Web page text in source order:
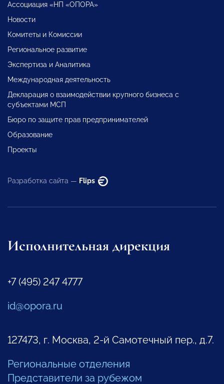
Ассоциация «НП «ОПОРА»
Новости
Комитеты и Комиссии
Региональное развитие
Экспертиза и Аналитика
Международная деятельность
Декларация о взаимодействии крупного бизнеса с
субъектами МСП
Бюро по защите прав предпринимателей
Образование
Проекты
Разработка сайта — Flips
Исполнительная дирекция
+7 (495) 247 4777
id@opora.ru
127473, г. Москва, 2-й Самотечный пер., д.7.
Региональные отделения
Представители за рубежом